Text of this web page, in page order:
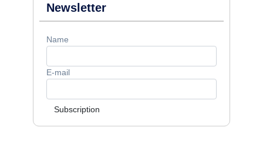
Newsletter
Name
E-mail
Subscription